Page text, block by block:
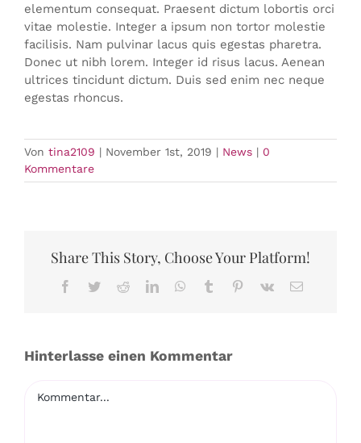
elementum consequat. Praesent dictum lobortis orci
vitae molestie. Integer a ipsum non tortor molestie
facilisis. Nam pulvinar lacus quis egestas pharetra.
Donec ut nibh lorem. Integer id risus lacus. Aenean
ultrices tincidunt dictum. Duis sed enim nec neque
egestas rhoncus.
Von tina2109 | November 1st, 2019 | News | 0
Kommentare
Share This Story, Choose Your Platform!
Facebook
TwitterRedditLinkedInWhatsApp
Tumblr Pinterest
Vk
E-
Hinterlasse einen Kommentar